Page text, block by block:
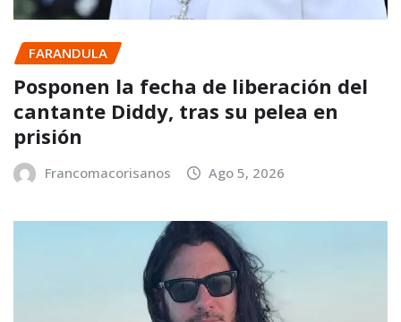
FARANDULA
Posponen la fecha de liberación del
cantante Diddy, tras su pelea en
prisión
Francomacorisanos Ago 5, 2026